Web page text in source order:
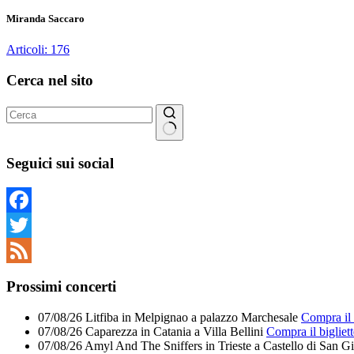
Miranda Saccaro
Articoli: 176
Cerca nel sito
risultato
Seguici sui social
Facebook
Twitter
Prossimi concerti
07/08/26 Litfiba in Melpignao a palazzo Marchesale Compra il
07/08/26 Caparezza in Catania a Villa Bellini Compra il
07/08/26 Amyl And The Sniffers in Trieste a Castello di San